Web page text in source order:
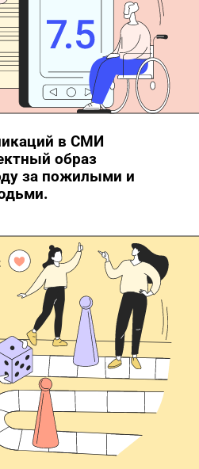
в СМИ
образ
за пожилыми и